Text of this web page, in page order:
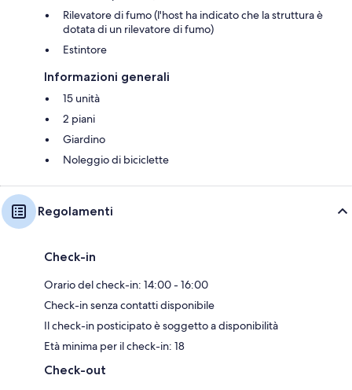
Rilevatore di fumo (l'host ha indicato che la struttura è
dotata di un rilevatore di fumo)
Estintore
Informazioni generali
15 unità
2 piani
Giardino
Noleggio di biciclette
Regolamenti
Check-in
Orario del check-in: 14:00 - 16:00
Check-in senza contatti disponibile
Il check-in posticipato è soggetto a disponibilità
Età minima per il check-in: 18
Check-out